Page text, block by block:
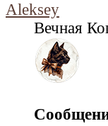
Aleksey
Вечная